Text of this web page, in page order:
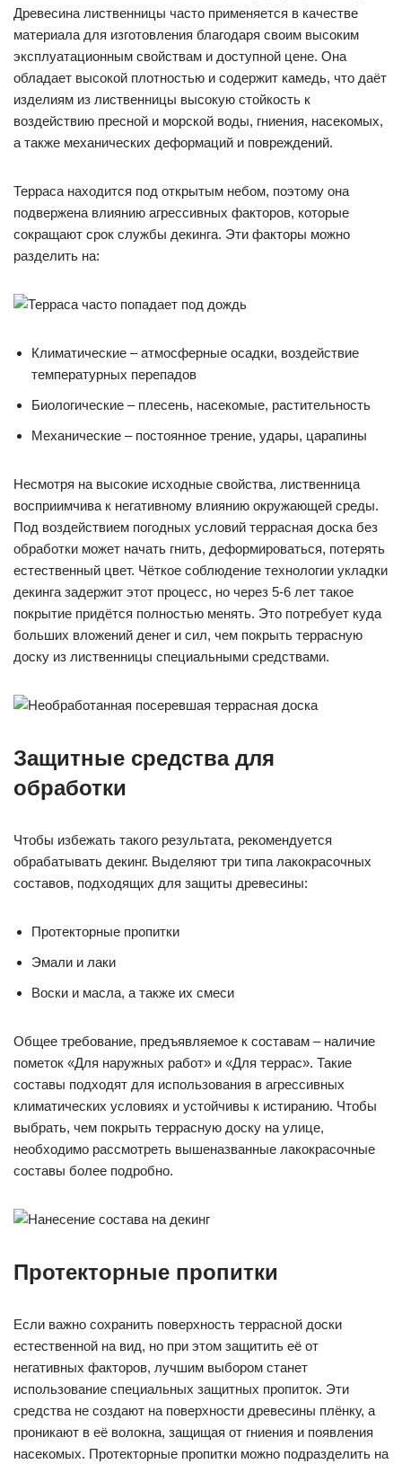
Древесина лиственницы часто применяется в качестве
материала для изготовления благодаря своим высоким
эксплуатационным свойствам и доступной цене. Она
обладает высокой плотностью и содержит камедь, что даёт
изделиям из лиственницы высокую стойкость к
воздействию пресной и морской воды, гниения, насекомых,
а также механических деформаций и повреждений.
Терраса находится под открытым небом, поэтому она
подвержена влиянию агрессивных факторов, которые
сокращают срок службы декинга. Эти факторы можно
разделить на:
Климатические – атмосферные осадки, воздействие
температурных перепадов
Биологические – плесень, насекомые, растительность
Механические – постоянное трение, удары, царапины
Несмотря на высокие исходные свойства, лиственница
восприимчива к негативному влиянию окружающей среды.
Под воздействием погодных условий террасная доска без
обработки может начать гнить, деформироваться, потерять
естественный цвет. Чёткое соблюдение технологии укладки
декинга задержит этот процесс, но через 5-6 лет такое
покрытие придётся полностью менять. Это потребует куда
больших вложений денег и сил, чем покрыть террасную
доску из лиственницы специальными средствами.
Защитные средства для
обработки
Чтобы избежать такого результата, рекомендуется
обрабатывать декинг. Выделяют три типа лакокрасочных
составов, подходящих для защиты древесины:
Протекторные пропитки
Эмали и лаки
Воски и масла, а также их смеси
Общее требование, предъявляемое к составам – наличие
пометок «Для наружных работ» и «Для террас». Такие
составы подходят для использования в агрессивных
климатических условиях и устойчивы к истиранию. Чтобы
выбрать, чем покрыть террасную доску на улице,
необходимо рассмотреть вышеназванные лакокрасочные
составы более подробно.
Протекторные пропитки
Если важно сохранить поверхность террасной доски
естественной на вид, но при этом защитить её от
негативных факторов, лучшим выбором станет
использование специальных защитных пропиток. Эти
средства не создают на поверхности древесины плёнку, а
проникают в её волокна, защищая от гниения и появления
насекомых. Протекторные пропитки можно подразделить на